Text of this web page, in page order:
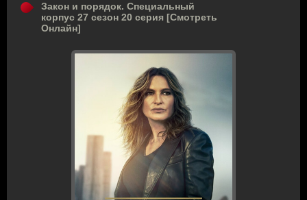
Закон и порядок. Специальный
корпус 27 сезон 20 серия [Смотреть
Онлайн]